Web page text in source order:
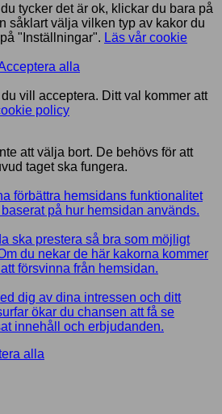
tycker det är ok, klickar du bara på
såklart välja vilken typ av kakor du
"Inställningar". Läs vår cookie
alla
vill acceptera. Ditt val kommer att
policy
att välja bort. De behövs för att
taget ska fungera.
förbättra hemsidans funktionalitet
på hur hemsidan används.
ska prestera så bra som möjligt
du nekar de här kakorna kommer
försvinna från hemsidan.
dig av dina intressen och ditt
ökar du chansen att få se
innehåll och erbjudanden.
alla